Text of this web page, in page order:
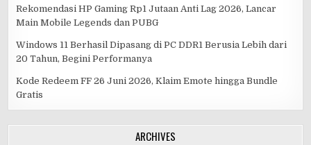
Rekomendasi HP Gaming Rp1 Jutaan Anti Lag 2026, Lancar
Main Mobile Legends dan PUBG
Windows 11 Berhasil Dipasang di PC DDR1 Berusia Lebih dari
20 Tahun, Begini Performanya
Kode Redeem FF 26 Juni 2026, Klaim Emote hingga Bundle
Gratis
ARCHIVES